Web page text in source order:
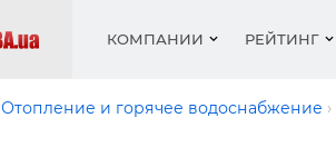
КОМПАНИИ РЕЙТИНГ
Отопление и горячее водоснабжение